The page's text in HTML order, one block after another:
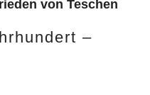
von Teschen
–